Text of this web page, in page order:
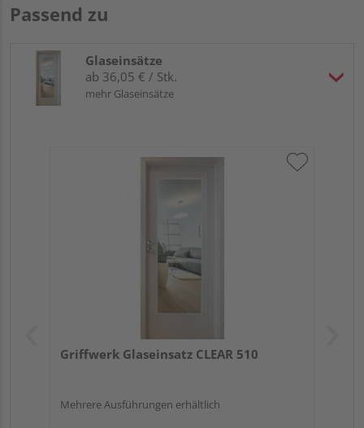
Passend zu
Glaseinsätze
ab 36,05 € / Stk.
mehr Glaseinsätze
Griffwerk Glaseinsatz CLEAR 510
Mehrere Ausführungen erhältlich